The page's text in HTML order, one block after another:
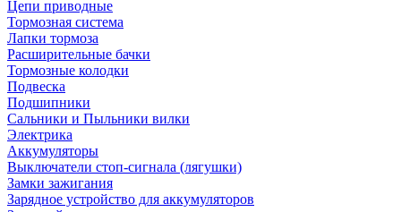
Цепи приводные
Тормозная система
Лапки тормоза
Расширительные бачки
Тормозные колодки
Подвеска
Подшипники
Сальники и Пыльники вилки
Электрика
Аккумуляторы
Выключатели стоп-сигнала (лягушки)
Замки зажигания
Зарядное устройство для аккумуляторов